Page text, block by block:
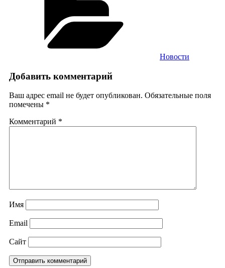
Новости
Добавить комментарий
Ваш адрес email не будет опубликован. Обязательные поля
помечены *
Комментарий *
Имя
Email
Сайт